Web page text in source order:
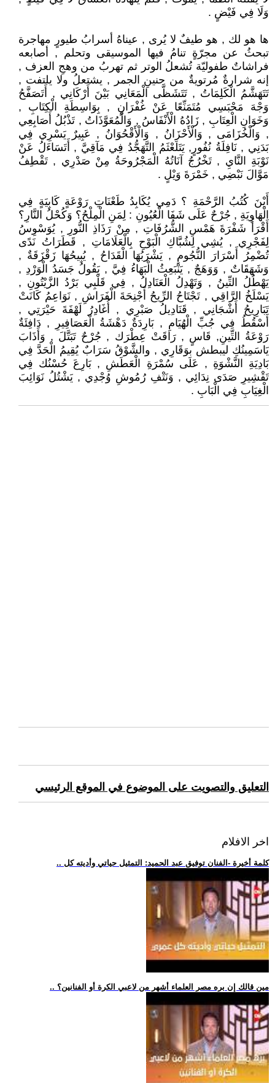
وَلَا فِي فَيْضٍ .
ها هو لك , هو طيفٌ لا يُرى , عيناهُ أسرابُ طيورٍ مهاجرة
تبحثُ عن مجرّةٍ تنامُ فيها الموسيقى وتحلم , أصابعه
فراشاتٌ طفوليّة تُشعلُ الوتر ثم تهربُ من وهجِ العزف ,
إنه شرارةٌ مُرتويةٌ من حنينِ الجمر , يشتعلُ ولا يلتفت ,
تَتَهَشَّمُ الْكَلِمَاتُ , تَتَشَظَّى الْمَعَانِي بَيْنَ أَرْكَانِي , أَتَصَفَّحُ
وَجْهَ مَحْبَسِي مُتَمَنِّعًا عَنْ غُفْرَانٍ , بِوَاسِطَةِ الْكِتَابِ ,
وَخَوَانِ الْعِتَابِ , زَادُهُ الْأَنْفَاسُ , وَالْمُعَوَّذَاتُ , تَذْبُلُ أَصَابِعِي
, وَالْخُزَامَى , وَالْأَحْزَانُ , وَالْأَقْحُوَانُ , عَبِيرٌ يَسْرِي فِي
بَدَنِي , نَافِلَةُ نُفُورٍ, يَتَلَعْثَمُ التَّهَجُّدُ فِي مَآقِيَّ , أَتَسَاءَلُ عَنْ
نَوْبَةِ النَّايِ , تَخْرُجُ آنَاتُهُ الْمَجْرُوحَةُ مِنْ صَدْرِي , تَقْطِفُ
مَوَّالَ نَبْضِي , خَمْرَةَ وَيْلٍ .
أَيْنَ كُتُبُ الرَّحْمَةِ ؟ دَمِي يُكَابِدُ طَعْنَاتِ رَوْعَةٍ كَابِيَةٍ فِي
الْهَاوِيَةِ , جُرْحٌ عَلَى شَفَا الْعُيُونِ : لِمَنِ الْمِلْحُ؟ وَكُحْلُ النَّارِ؟
أَقْرَأُ شَفْرَةَ هَمْسِ الشُّرُفَاتِ , مِنْ رَذَاذِ النُّورِ , يُوَسْوِسُ
لِفَجْرِي , يُشِي لِشُبَّاكِ الْبَوْحِ بِالْعَلَامَاتِ , قَطَرَاتُ نَدًى
تُضْمِرُ أَسْرَارَ النُّجُومِ , يَشْرَبُهَا الْقَدَاحُ , يُبِيحُهَا زَقْزَقَةٌ ,
وَشَهَقَاتٌ , وَوَهَجٌ , يَنْبَعِثُ الْبَهَاءُ فِيَّ , يَقُولُ جَسَدُ الْوَرْدِ ,
يَهْطُلُ التِّينُ , وَتَهْدِلُ الْعَنَادِلُ , فِي قَلْبِي بَرْدُ الزَّيْتُونِ ,
يَسْلَخُ الرَّاقِي , تَجْتَاحُ الرِّيحُ أَجْنِحَةَ الْفَرَاشِ , نَوَاعِمُ كَانَتْ
تَبَارِيحُ أَشْجَانِي , قَنَادِيلُ صَبْرِي , أُغَادِرُ لَهْفَةَ حَيْرَتِي ,
أَسْقُطُ فِي جُبِّ الْهُيَامِ , بَارِدَةٌ دَهْشَةُ الْعَصَافِيرِ , دَافِئَةٌ
رَوْعَةُ التِّينِ, قَاسٍ , رَاقَتْ عِطْرَك , جُرْحٌ تَبَتَّلَ , وَأَذَابَ
يَاسَمِينُكِ ليبطش بوَقَارِي , والشَّوْقُ سَرَابٌ يُقِيمُ الْحَدَّ فِي
بَادِيَةِ النَّشْوَةِ , عَلَى سُمْرَةِ الْعَطَشِ , بَارِعَ حُسْنُك فِي
تَقْشِيرِ صَدَى نِدَائِي , وَنَتْفِ رُمُوشِ وُجْدِي , يَشْتُلُ نَوَائِبَ
الْغِيَابِ فِي الْبَابِ .
التعليق والتصويت على الموضوع في الموقع الرئيسي
اخر الافلام
.. كلمة أخيرة -الفنان توفيق عبد الحميد: التمثيل حياتي وأديته كل
.. مين قالك إن بره مصر العلماء أشهر من لاعبي الكرة أو الفنانين؟